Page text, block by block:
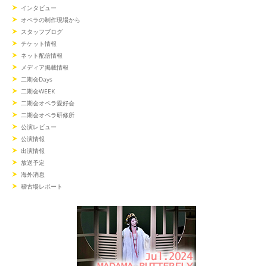
インタビュー
オペラの制作現場から
スタッフブログ
チケット情報
ネット配信情報
メディア掲載情報
二期会Days
二期会WEEK
二期会オペラ愛好会
二期会オペラ研修所
公演レビュー
公演情報
出演情報
放送予定
海外消息
稽古場レポート